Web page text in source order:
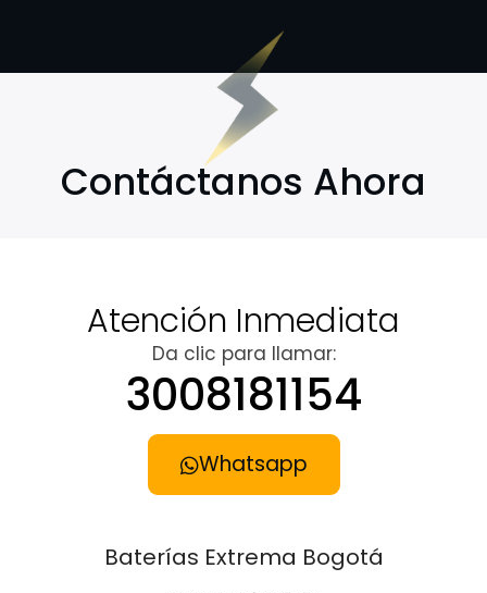
Contáctanos Ahora
Atención Inmediata
Da clic para llamar:
3008181154
Whatsapp
Baterías Extrema Bogotá